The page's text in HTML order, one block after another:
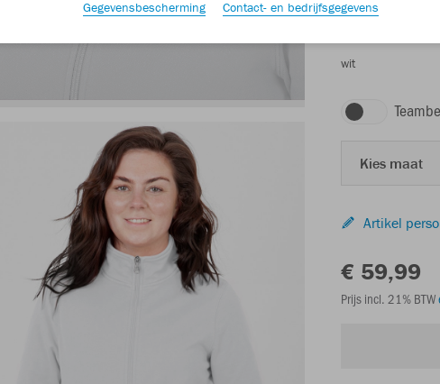
wit
Kies maat
Artikel
€ 59,99
Prijs incl. 21% BTW
Gegevensbescherming Contact- en bedrijfsgegevens